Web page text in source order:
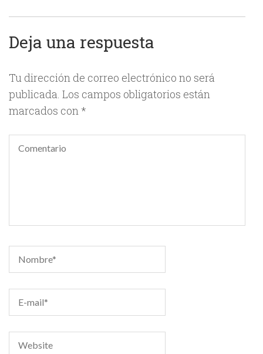
Deja una respuesta
Tu dirección de correo electrónico no será
publicada. Los campos obligatorios están
marcados con *